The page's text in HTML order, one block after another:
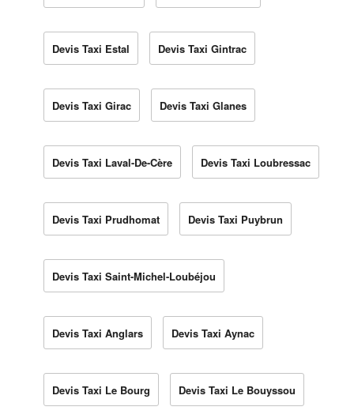
Devis Taxi Estal Devis Taxi Gintrac
Devis Taxi Girac Devis Taxi Glanes
Devis Taxi Laval-De-Cère Devis Taxi Loubressac
Devis Taxi Prudhomat Devis Taxi Puybrun
Devis Taxi Saint-Michel-Loubéjou
Devis Taxi Anglars Devis Taxi Aynac
Devis Taxi Le Bourg Devis Taxi Le Bouyssou